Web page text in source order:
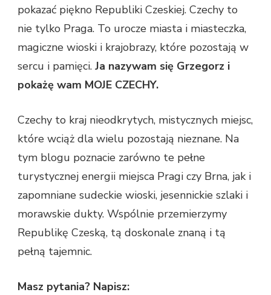
pokazać piękno Republiki Czeskiej. Czechy to
nie tylko Praga. To urocze miasta i miasteczka,
magiczne wioski i krajobrazy, które pozostają w
sercu i pamięci. Ja nazywam się Grzegorz i
pokażę wam MOJE CZECHY.
Czechy to kraj nieodkrytych, mistycznych miejsc,
które wciąż dla wielu pozostają nieznane. Na
tym blogu poznacie zarówno te pełne
turystycznej energii miejsca Pragi czy Brna, jak i
zapomniane sudeckie wioski, jesennickie szlaki i
morawskie dukty. Wspólnie przemierzymy
Republikę Czeską, tą doskonale znaną i tą
pełną tajemnic.
Masz pytania? Napisz: